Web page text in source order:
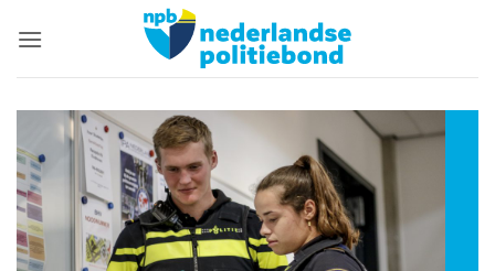
naar